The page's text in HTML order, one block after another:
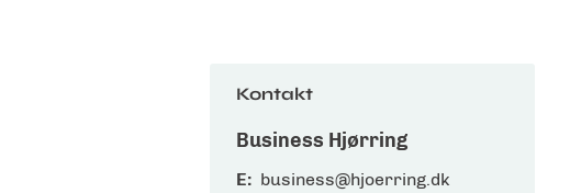
Kontakt
Business Hjørring
E: business@hjoerring.dk